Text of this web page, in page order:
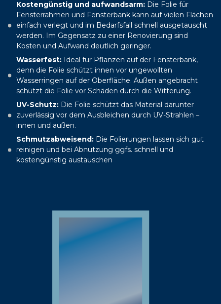
Kostengünstig und aufwandsarm: Die Folie für
Fensterrahmen und Fensterbank kann auf vielen Flächen
einfach verlegt und im Bedarfsfall schnell ausgetauscht
werden. Im Gegensatz zu einer Renovierung sind
Kosten und Aufwand deutlich geringer.
Wasserfest: Ideal für Pflanzen auf der Fensterbank,
denn die Folie schützt innen vor ungewollten
Wasserringen auf der Oberfläche. Außen angebracht
schützt die Folie vor Schäden durch die Witterung.
UV-Schutz: Die Folie schützt das Material darunter
zuverlässig vor dem Ausbleichen durch UV-Strahlen –
innen und außen.
Schmutzabweisend: Die Folierungen lassen sich gut
reinigen und bei Abnutzung ggfs. schnell und
kostengünstig austauschen